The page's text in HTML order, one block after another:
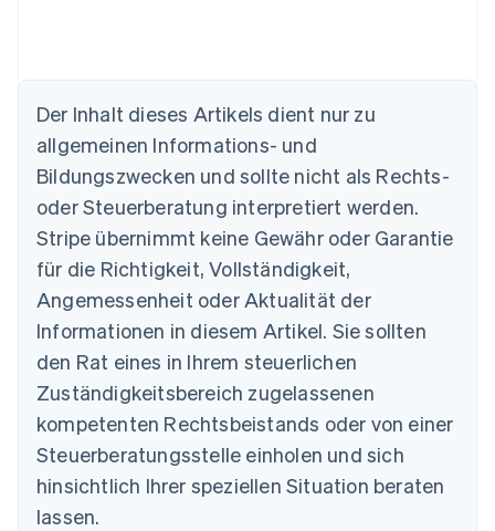
Der Inhalt dieses Artikels dient nur zu
allgemeinen Informations- und
Bildungszwecken und sollte nicht als Rechts-
oder Steuerberatung interpretiert werden.
Stripe übernimmt keine Gewähr oder Garantie
für die Richtigkeit, Vollständigkeit,
Angemessenheit oder Aktualität der
Informationen in diesem Artikel. Sie sollten
den Rat eines in Ihrem steuerlichen
Zuständigkeitsbereich zugelassenen
kompetenten Rechtsbeistands oder von einer
Steuerberatungsstelle einholen und sich
hinsichtlich Ihrer speziellen Situation beraten
lassen.
Australien
Belgien
NederlandsFrançais Deutsch English
Brasilien
Português English
Bulgarien
English
Dänemark
English
Deutschland
Deutsch English
Estland
English